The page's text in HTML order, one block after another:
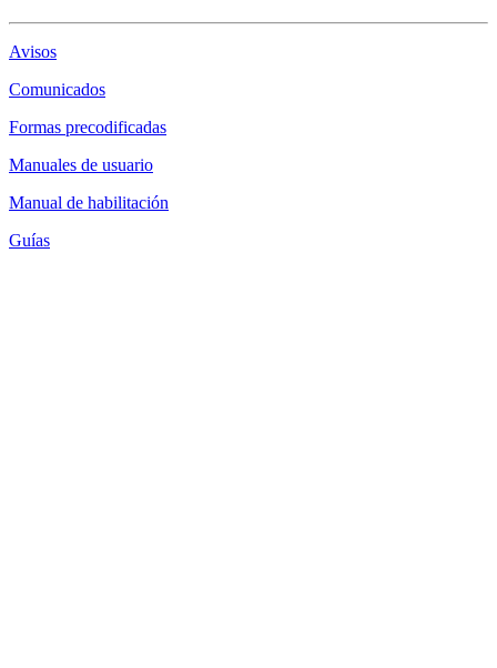
Avisos
Comunicados
Formas precodificadas
Manuales de usuario
Manual de habilitación
Guías